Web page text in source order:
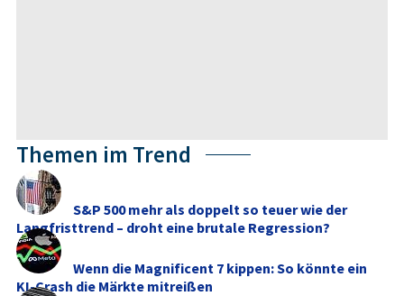
Themen im Trend
S&P 500 mehr als doppelt so teuer wie der
Langfristtrend – droht eine brutale Regression?
Wenn die Magnificent 7 kippen: So könnte ein
KI-Crash die Märkte mitreißen